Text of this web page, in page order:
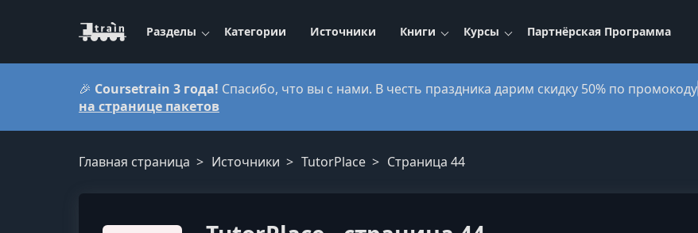
Разделы Категории Источники Книги Курсы Партнёрская Программа
🎉 Coursetrain 3 года! Спасибо, что вы с нами. В честь праздника дарим скидку 50% по промокоду
на странице пакетов
Главная страница Источники TutorPlace Страница 44